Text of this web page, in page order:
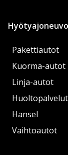
Pakettiautot
Kuorma-autot
Linja-autot
Huoltopalvelut
Hansel
Vaihtoautot